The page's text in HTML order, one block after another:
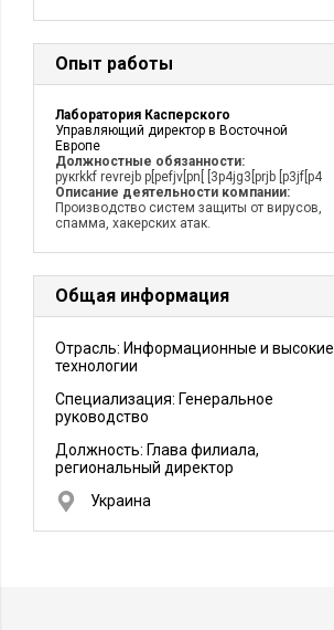
Опыт работы
Лаборатория Касперского
Управляющий директор в Восточной
Европе
Должностные обязанности:
рукrkkf revrejb p[pefjv[pn[ [3p4jg3[prjb [p3jf[p4
Описание деятельности компании:
Производство систем защиты от вирусов,
спамма, хакерских атак.
Общая информация
Отрасль: Информационные и высокие
технологии
Специализация: Генеральное
руководство
Должность: Глава филиала,
региональный директор
Украина